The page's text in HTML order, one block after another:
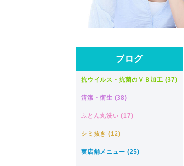
ブログ
抗ウイルス・抗菌のＶＢ加工 (37)
清潔・衛生 (38)
ふとん丸洗い (17)
シミ抜き (12)
実店舗メニュー (25)